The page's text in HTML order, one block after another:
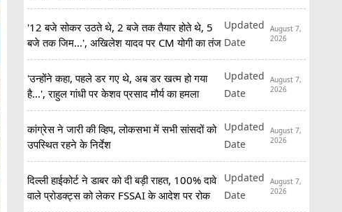
'12 बजे सोकर उठते थे, 2 बजे तक तैयार होते थे, 5
बजे तक जिम...', अखिलेश यादव पर CM योगी का तंज
Updated
Date
August 7,
2026
'उन्होंने कहा, पहले डर गए थे, अब डर खत्म हो गया
है...', राहुल गांधी पर केशव प्रसाद मौर्य का हमला
Updated
Date
August 7,
2026
कांग्रेस ने जारी की व्हिप, लोकसभा में सभी सांसदों को
उपस्थित रहने के निर्देश
Updated
Date
August 7,
2026
दिल्ली हाईकोर्ट ने डाबर को दी बड़ी राहत, 100% दावे
वाले प्रोडक्ट्स को लेकर FSSAI के आदेश पर रोक
Updated
Date
August 7,
2026